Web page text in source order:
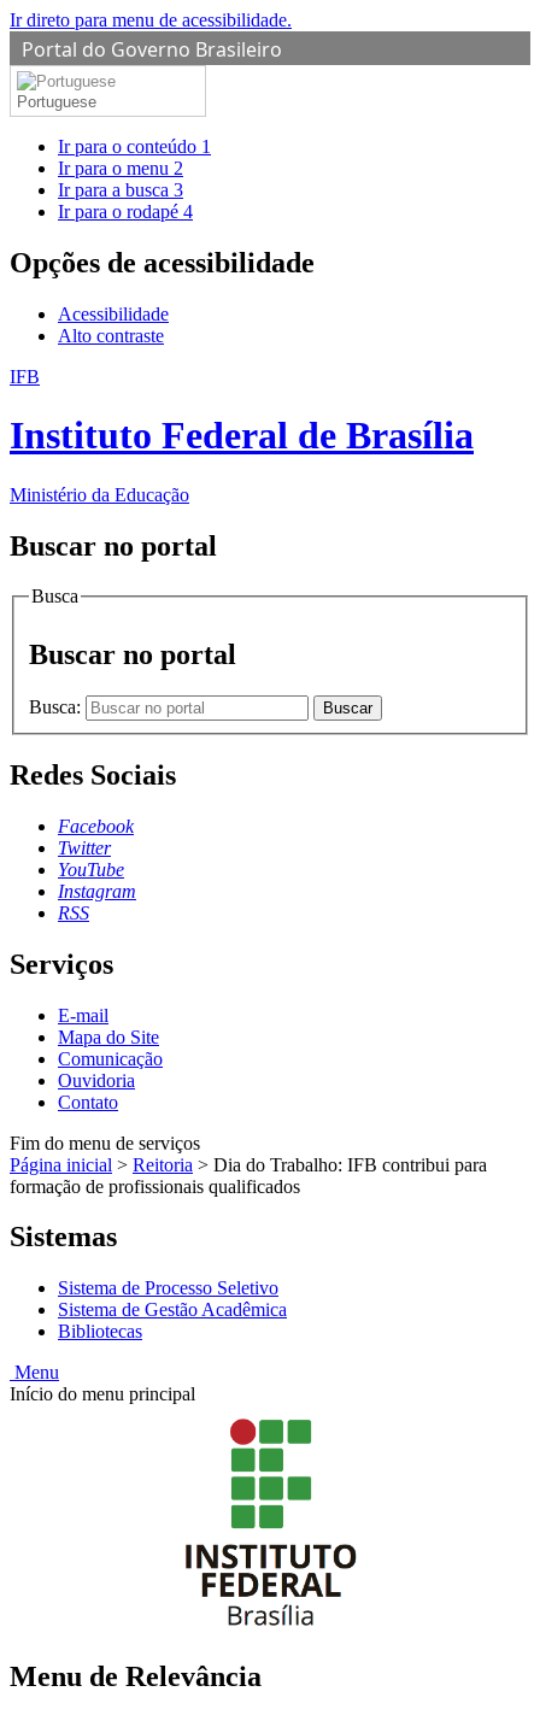
Ir direto para menu de acessibilidade.
Portal do Governo Brasileiro
Portuguese
Ir para o conteúdo 1
Ir para o menu 2
Ir para a busca 3
Ir para o rodapé 4
Opções de acessibilidade
Acessibilidade
Alto contraste
IFB
Instituto Federal de Brasília
Ministério da Educação
Buscar no portal
Busca
Buscar no portal
Busca: Buscar
Redes Sociais
Facebook
Twitter
YouTube
Instagram
RSS
Serviços
E-mail
Mapa do Site
Comunicação
Ouvidoria
Contato
Fim do menu de serviços
Página inicial > Reitoria > Dia do Trabalho: IFB contribui para
formação de profissionais qualificados
Sistemas
Sistema de Processo Seletivo
Sistema de Gestão Acadêmica
Bibliotecas
Menu
Início do menu principal
Menu de Relevância